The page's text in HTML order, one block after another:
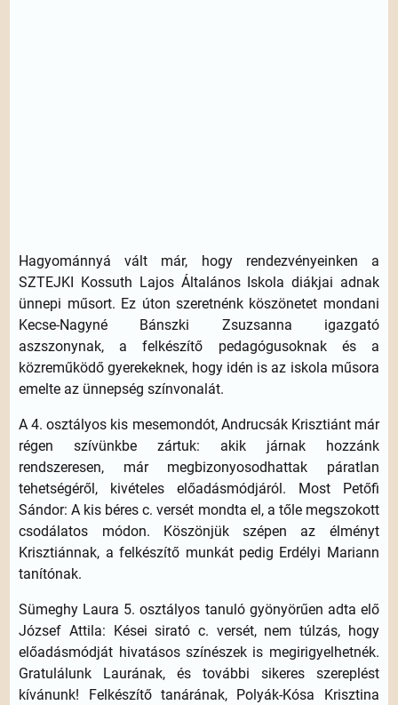
Hagyománnyá vált már, hogy rendezvényeinken a
SZTEJKI Kossuth Lajos Általános Iskola diákjai adnak
ünnepi műsort. Ez úton szeretnénk köszönetet mondani
Kecse-Nagyné Bánszki Zsuzsanna igazgató
aszszonynak, a felkészítő pedagógusoknak és a
közreműködő gyerekeknek, hogy idén is az iskola műsora
emelte az ünnepség színvonalát.
A 4. osztályos kis mesemondót, Andrucsák Krisztiánt már
régen szívünkbe zártuk: akik járnak hozzánk
rendszeresen, már megbizonyosodhattak páratlan
tehetségéről, kivételes előadásmódjáról. Most Petőfi
Sándor: A kis béres c. versét mondta el, a tőle megszokott
csodálatos módon. Köszönjük szépen az élményt
Krisztiánnak, a felkészítő munkát pedig Erdélyi Mariann
tanítónak.
Sümeghy Laura 5. osztályos tanuló gyönyörűen adta elő
József Attila: Kései sirató c. versét, nem túlzás, hogy
előadásmódját hivatásos színészek is megirigyelhetnék.
Gratulálunk Laurának, és további sikeres szereplést
kívánunk! Felkészítő tanárának, Polyák-Kósa Krisztina